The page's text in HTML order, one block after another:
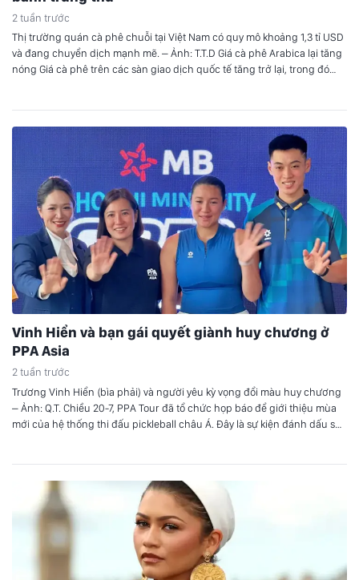
2 tuần trước
Thị trường quán cà phê chuỗi tại Việt Nam có quy mô khoảng 1,3 tỉ USD
và đang chuyển dịch mạnh mẽ. – Ảnh: T.T.D Giá cà phê Arabica lại tăng
nóng Giá cà phê trên các sàn giao dịch quốc tế tăng trở lại, trong đó
Vinh Hiển và bạn gái quyết giành huy chương ở
PPA Asia
2 tuần trước
Trương Vinh Hiển (bìa phải) và người yêu kỳ vọng đổi màu huy chương
– Ảnh: Q.T. Chiều 20-7, PPA Tour đã tổ chức họp báo để giới thiệu mùa
mới của hệ thống thi đấu pickleball châu Á. Đây là sự kiện đánh dấu sự